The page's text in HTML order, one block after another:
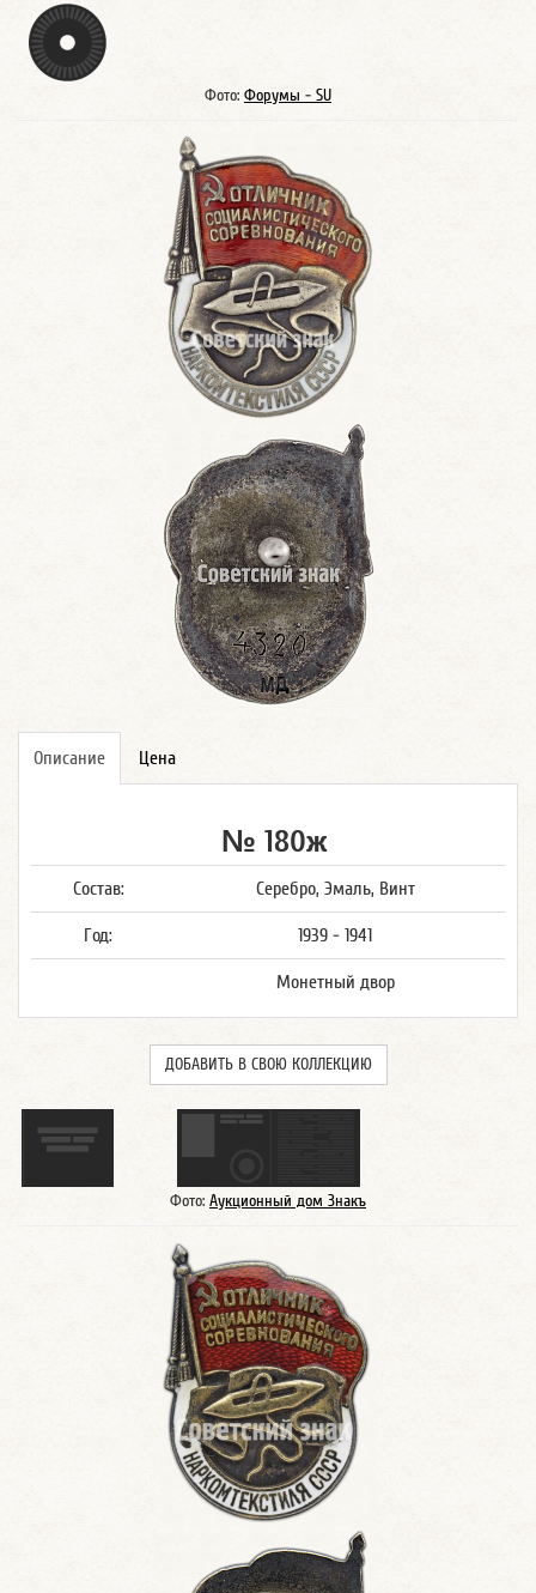
Фото: Форумы - SU
Описание Цена
№ 180ж
Состав: Серебро, Эмаль, Винт
Год: 1939 - 1941
Монетный двор
ДОБАВИТЬ В СВОЮ КОЛЛЕКЦИЮ
Фото: Аукционный дом Знакъ